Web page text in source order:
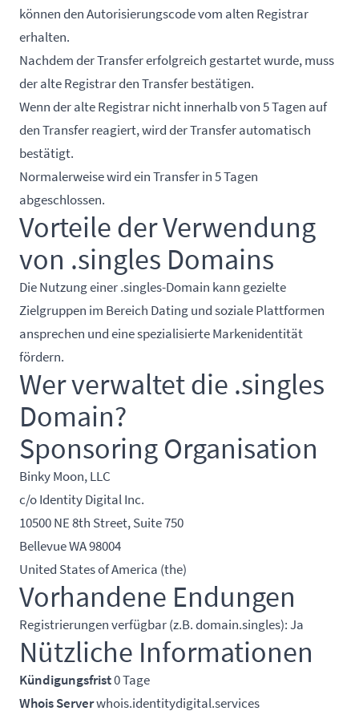
können den Autorisierungscode vom alten Registrar
erhalten.
Nachdem der Transfer erfolgreich gestartet wurde, muss
der alte Registrar den Transfer bestätigen.
Wenn der alte Registrar nicht innerhalb von 5 Tagen auf
den Transfer reagiert, wird der Transfer automatisch
bestätigt.
Normalerweise wird ein Transfer in 5 Tagen
abgeschlossen.
Vorteile der Verwendung
von .singles Domains
Die Nutzung einer .singles-Domain kann gezielte
Zielgruppen im Bereich Dating und soziale Plattformen
ansprechen und eine spezialisierte Markenidentität
fördern.
Wer verwaltet die .singles
Domain?
Sponsoring Organisation
Binky Moon, LLC
c/o Identity Digital Inc.
10500 NE 8th Street, Suite 750
Bellevue WA 98004
United States of America (the)
Vorhandene Endungen
Registrierungen verfügbar (z.B. domain.singles): Ja
Nützliche Informationen
Kündigungsfrist0 Tage
Whois Serverwhois.identitydigital.services